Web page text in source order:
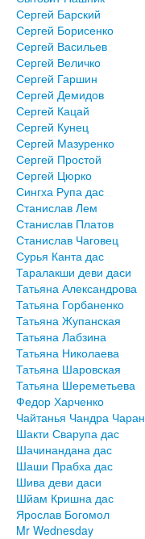
Сергей Барский
Сергей Борисенко
Сергей Васильев
Сергей Величко
Сергей Гаршин
Сергей Демидов
Сергей Кацай
Сергей Кунец
Сергей Мазуренко
Сергей Простой
Сергей Цюрко
Сингха Рупа дас
Станислав Лем
Станислав Платов
Станислав Чаговец
Сурья Канта дас
Таралакши деви даси
Татьяна Александрова
Татьяна Горбаненко
Татьяна Жупанская
Татьяна Лабзина
Татьяна Николаева
Татьяна Шаровская
Татьяна Шереметьева
Федор Харченко
Чайтанья Чандра Чаран
Шакти Сварупа дас
Шачинандана дас
Шаши Прабха дас
Шива деви даси
Шйам Кришна дас
Ярослав Богомол
Mr Wednesday